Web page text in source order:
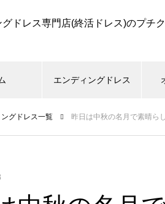
エンディングドレス
グドレス一覧 昨日は中秋の名月で素晴ら